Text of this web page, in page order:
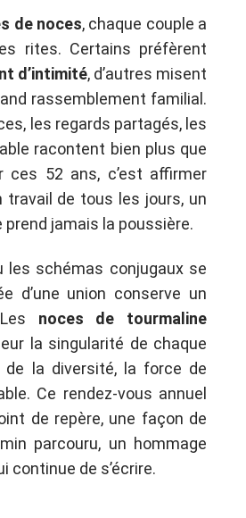
de noces, chaque couple a
rites. Certains préfèrent
d’intimité, d’autres misent
rassemblement familial.
les regards partagés, les
racontent bien plus que
ces 52 ans, c’est affirmer
de tous les jours, un
prend jamais la poussière.
les schémas conjugaux se
d’une union conserve un
noces de tourmaline
la singularité de chaque
de la diversité, la force de
Ce rendez-vous annuel
de repère, une façon de
parcouru, un hommage
continue de s’écrire.